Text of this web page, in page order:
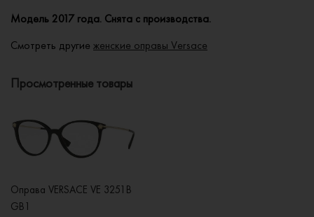
Модель 2017 года. Снята с производства.
Смотреть другие женские оправы Versace
Просмотренные товары
Оправа VERSACE VE 3251B
GB1